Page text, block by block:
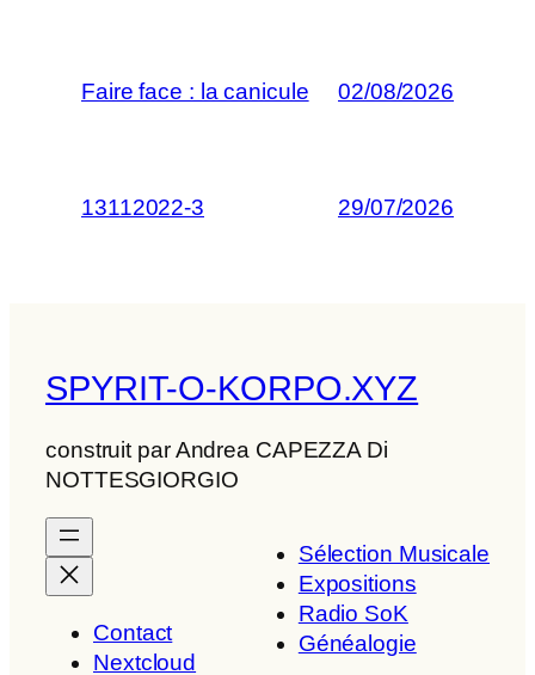
Faire face : la canicule 02/08/2026
13112022-3 29/07/2026
SPYRIT-O-KORPO.XYZ
construit par Andrea CAPEZZA Di
NOTTESGIORGIO
Contact
Nextcloud
Sélection Musicale
Expositions
Radio SoK
Généalogie